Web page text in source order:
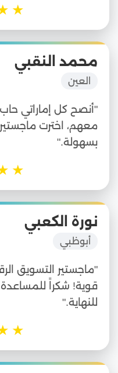
★
محمد النقبي
العين
"أنصح كل إماراتي
معهم، اخترت ماجستير
بسهولة."
★
نورة الكعبي
أبوظبي
"ماجستير التسويق
قوية! شكراً للمساعدة
للنهاية."
★